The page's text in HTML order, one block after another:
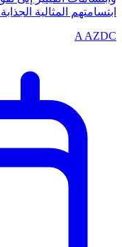
ابتسامتهم المثالية
A AZDC